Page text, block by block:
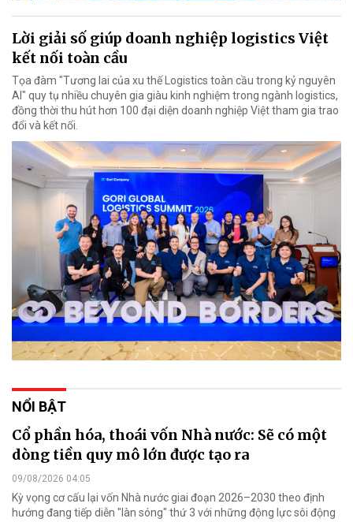
Lời giải số giúp doanh nghiệp logistics Việt
kết nối toàn cầu
Tọa đàm "Tương lai của xu thế Logistics toàn cầu trong kỷ nguyên
AI" quy tụ nhiều chuyên gia giàu kinh nghiệm trong ngành logistics,
đồng thời thu hút hơn 100 đại diện doanh nghiệp Việt tham gia trao
đổi và kết nối.
NỔI BẬT
Cổ phần hóa, thoái vốn Nhà nước: Sẽ có một
dòng tiền quy mô lớn được tạo ra
09/08/2026 04:05
Kỳ vọng cơ cấu lại vốn Nhà nước giai đoạn 2026–2030 theo định
hướng đang tiếp diễn "làn sóng" thứ 3 với những động lực sôi động